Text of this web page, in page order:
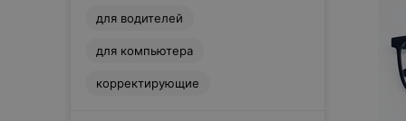
Fortuna
Foster Grant
GUNNAR
для водителей
для компьютера
корректирующие